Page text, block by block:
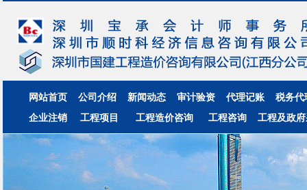
网站首页 公司介绍 新闻动态 审计验资 代理记账
税务代
企业注销
工程项目 工程造价咨询 工程咨询 工程及政